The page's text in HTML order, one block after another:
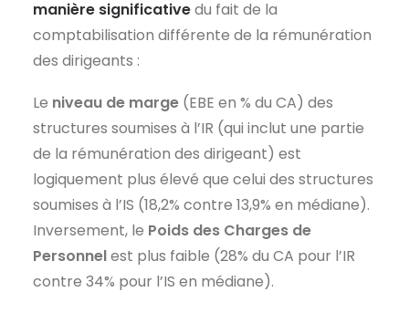
manière significativedu fait de la
comptabilisation différente de la rémunération
des dirigeants :
Le niveau de marge (EBE en % du CA) des
structures soumises à l’IR (qui inclut une partie
de la rémunération des dirigeant) est
logiquement plus élevé que celui des structures
soumises à l’IS (18,2% contre 13,9% en médiane).
Inversement, le Poids des Charges de
Personnelest plus faible (28% du CA pour l’IR
contre 34% pour l’IS en médiane).